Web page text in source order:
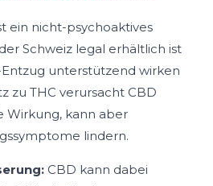
ein nicht-psychoaktives
Schweiz legal erhältlich ist
unterstützend wirken
zu THC verursacht CBD
Wirkung, kann aber
lindern.
CBD kann dabei